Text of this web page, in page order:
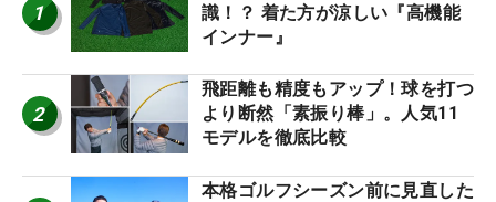
1
識！？ 着た方が涼しい『高機能
インナー』
2
飛距離も精度もアップ！球を打つ
より断然「素振り棒」。人気11
モデルを徹底比較
本格ゴルフシーズン前に見直した